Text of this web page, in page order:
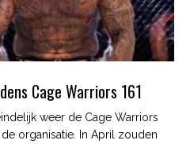
Cage Warriors 161
weer de Cage Warriors
organisatie. In April zouden